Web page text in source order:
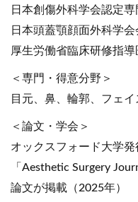
日本創傷外科学会認定専
日本頭蓋顎顔面外科学会
厚生労働省臨床研修指導
＜専門・得意分野＞
目元、鼻、輪郭、フェ
＜論文・学会＞
オックスフォード大学
「Aesthetic Surgery
論文が掲載（2025年）